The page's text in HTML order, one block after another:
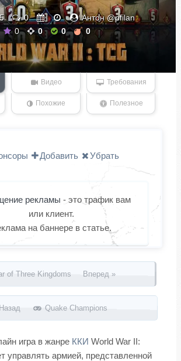
0
Антон @pfilan
0
0 0 0
Видео Требования
Похожие Полезное
Добавить Убрать
рекламы - это трафик вам
или клиент.
на баннере в статье.
of Three Kingdoms Вперед »
Quake Champions
игра в жанре ККИ World War II:
управлять армией, представленной